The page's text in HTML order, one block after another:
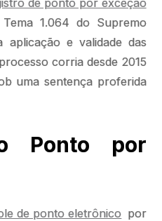
de ponto por exceção
1.064 do Supremo
aplicação e validade das
corria desde 2015
uma sentença proferida
Ponto por
de ponto eletrônico por